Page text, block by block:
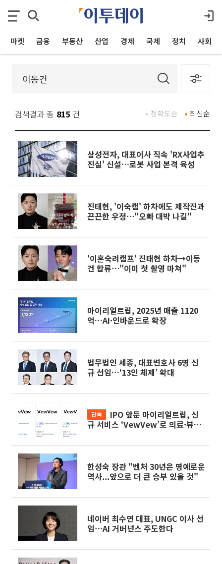
마켓 금융 부동산 산업 경제 국제 정치 사회
검색결과 총 815 건 최신순
정확도순
삼성전자, 대표이사 직속 'RX사업추
진실' 신설…로봇 사업 본격 육성
진태현, '이숙캠' 하차에도 제작진과
끈끈한 우정⋯"오빠 대박 나길"
'이혼숙려캠프' 진태현 하차→이동
건 합류⋯"이미 첫 촬영 마쳐"
마이리얼트립, 2025년 매출 1120
억…AI·인바운드로 확장
법무법인 세종, 대표변호사 6명 신
규 선임…‘13인 체제’ 확대
단독
규 서비스 ‘VewVew’로 의료·뷰티
한성숙 장관 "벤처 30년은 명예로운
역사...앞으로 더 큰 승부 있을 것"
네이버 최수연 대표, UNGC 이사 선
임⋯AI 거버넌스 주도한다